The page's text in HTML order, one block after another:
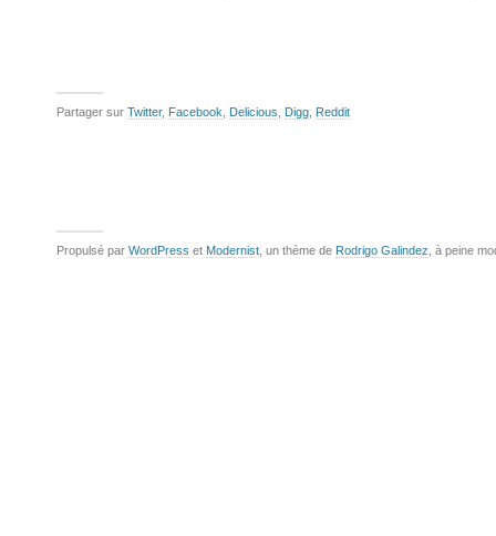
Partager sur Twitter, Facebook Delicious Digg Reddit
Propulsé par WordPress et Modernist , un thème de Rodrigo Galindez , à peine